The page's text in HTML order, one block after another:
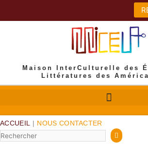
Maison InterCulturelle des
Littératures des
ACCUEIL | NOUS CONTACTER
Rechercher